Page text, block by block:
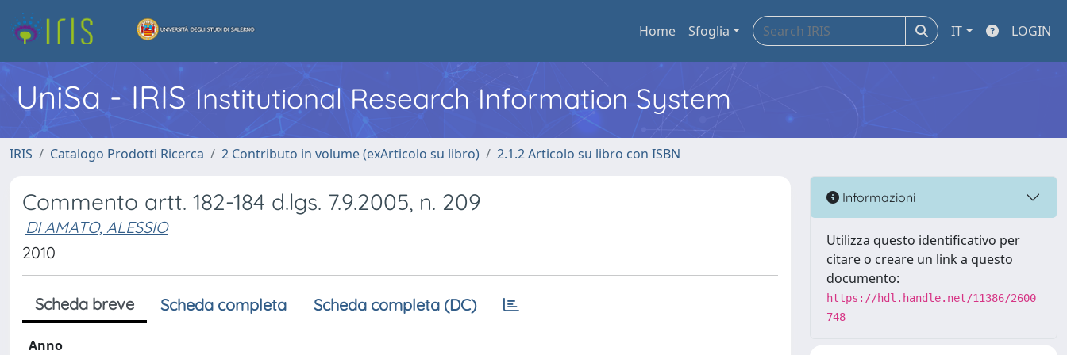
Home Sfoglia IT LOGIN
UniSa - IRIS Institutional Research Information System
IRIS Catalogo Prodotti Ricerca 2 Contributo in volume (exArticolo su libro) 2.1.2 Articolo su libro con ISBN
Commento artt. 182-184 d.lgs. 7.9.2005, n. 209
DI AMATO, ALESSIO
2010
Scheda breve Scheda completa Scheda completa (DC)
Anno
Informazioni
Utilizza questo identificativo per
citare o creare un link a questo
documento:
https://hdl.handle.net/11386/2600
748